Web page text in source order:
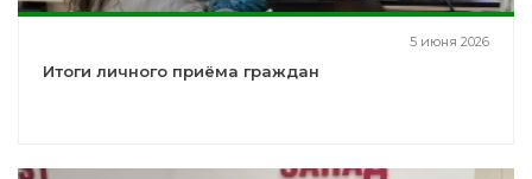
5 июня 2026
Итоги личного приёма граждан